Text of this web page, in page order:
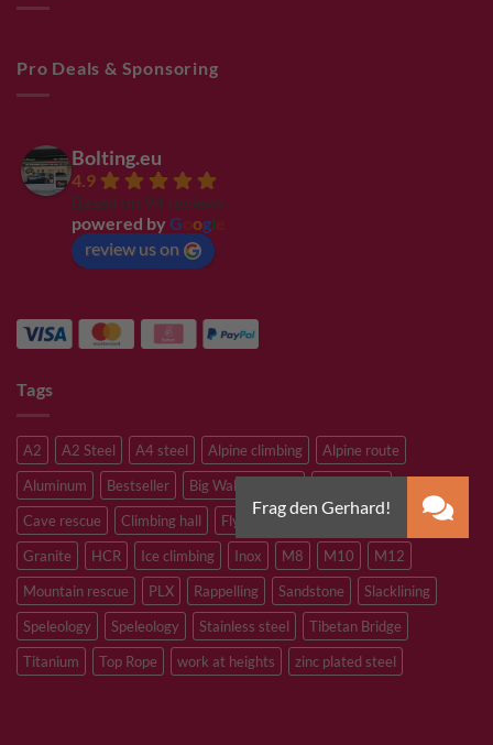
Pro Deals & Sponsoring
Bolting.eu
4.9
Based on 94 reviews
powered by G ogl
review us on
Tags
A2 A2 Steel A4 steel Alpine climbing
Alpine route
Aluminum
Bestseller Big Wall Climbing
Cave rescue
Climbing hall Flying Fox
Granite
HCR Ice climbing Inox M8 M10
M12
Mountain rescue
PLX Rappelling Sandstone
Slacklining
Speleology
Speleology Stainless steel
Tibetan Bridge
Titanium
Top Rope work at heights zinc plated steel